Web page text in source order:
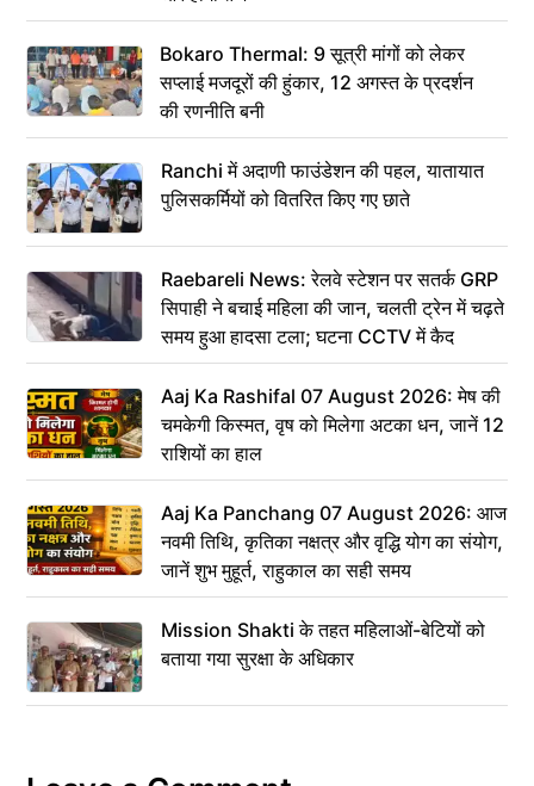
Bokaro Thermal: 9 सूत्री मांगों को लेकर
सप्लाई मजदूरों की हुंकार, 12 अगस्त के प्रदर्शन
की रणनीति बनी
Ranchi में अदाणी फाउंडेशन की पहल, यातायात
पुलिसकर्मियों को वितरित किए गए छाते
Raebareli News: रेलवे स्टेशन पर सतर्क GRP
सिपाही ने बचाई महिला की जान, चलती ट्रेन में चढ़ते
समय हुआ हादसा टला; घटना CCTV में कैद
Aaj Ka Rashifal 07 August 2026: मेष की
चमकेगी किस्मत, वृष को मिलेगा अटका धन, जानें 12
राशियों का हाल
Aaj Ka Panchang 07 August 2026: आज
नवमी तिथि, कृतिका नक्षत्र और वृद्धि योग का संयोग,
जानें शुभ मुहूर्त, राहुकाल का सही समय
Mission Shakti के तहत महिलाओं-बेटियों को
बताया गया सुरक्षा के अधिकार